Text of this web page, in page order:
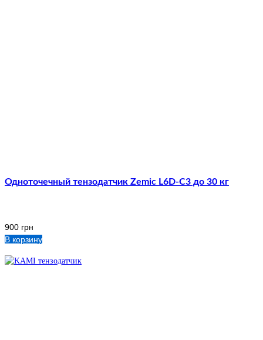
Одноточечный тензодатчик Zemic L6D-C3 до 30 кг
900 грн
В корзину